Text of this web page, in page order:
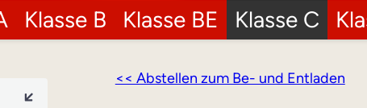
Klasse B Klasse BE Klasse C
<< Abstellen zum Be- und Entladen